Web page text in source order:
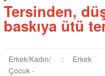
Tersinden,
baskıya ütü
Erkek/Kadın/
Çocuk -
: Erkek